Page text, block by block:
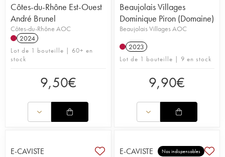
Côtes-du-Rhône Est-Ouest
André Brunel
Côtes-du-Rhône AOC
2024
Lot de 1 bouteille | 60+ en
stock
9,50€
Beaujolais Villages
Dominique Piron (Domaine)
Beaujolais Villages AOC
2023
Lot de 1 bouteille | 9 en stock
9,90€
E-CAVISTE E-CAVISTE Nos indispensables